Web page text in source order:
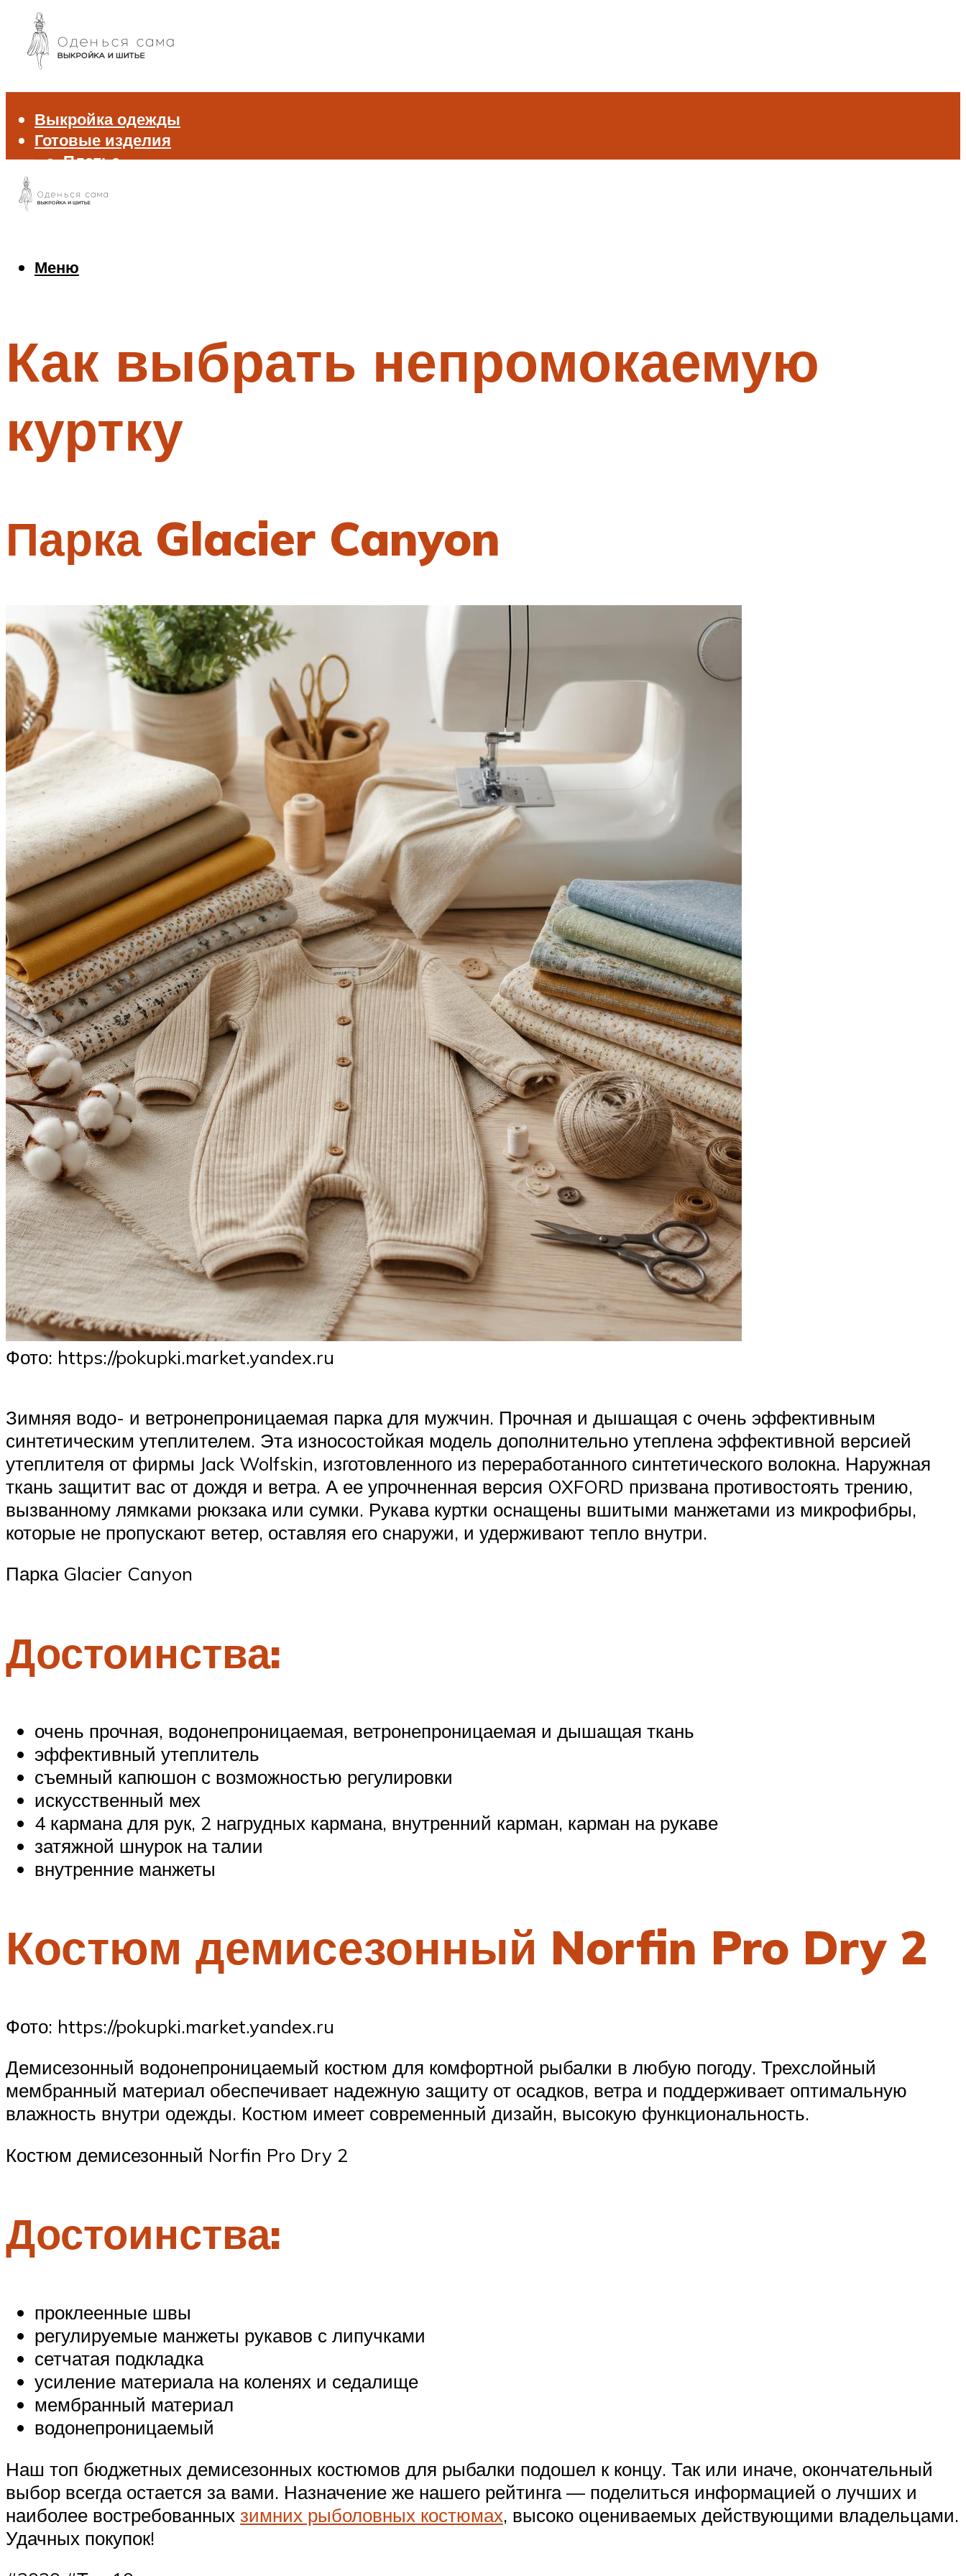
Выкройка одежды
Готовые изделия
Платье
Блуза и рубашка
Джемпер и свитер
Меню
Меню
Как выбрать непромокаемую
куртку
Парка Glacier Canyon
Фото: https://pokupki.market.yandex.ru
Зимняя водо- и ветронепроницаемая парка для мужчин. Прочная и дышащая с очень эффективным
синтетическим утеплителем. Эта износостойкая модель дополнительно утеплена эффективной версией
утеплителя от фирмы Jack Wolfskin, изготовленного из переработанного синтетического волокна. Наружная
ткань защитит вас от дождя и ветра. А ее упрочненная версия OXFORD призвана противостоять трению,
вызванному лямками рюкзака или сумки. Рукава куртки оснащены вшитыми манжетами из микрофибры,
которые не пропускают ветер, оставляя его снаружи, и удерживают тепло внутри.
Парка Glacier Canyon
Достоинства:
очень прочная, водонепроницаемая, ветронепроницаемая и дышащая ткань
эффективный утеплитель
съемный капюшон с возможностью регулировки
искусственный мех
4 кармана для рук, 2 нагрудных кармана, внутренний карман, карман на рукаве
затяжной шнурок на талии
внутренние манжеты
Костюм демисезонный Norfin Pro Dry 2
Фото: https://pokupki.market.yandex.ru
Демисезонный водонепроницаемый костюм для комфортной рыбалки в любую погоду. Трехслойный
мембранный материал обеспечивает надежную защиту от осадков, ветра и поддерживает оптимальную
влажность внутри одежды. Костюм имеет современный дизайн, высокую функциональность.
Костюм демисезонный Norfin Pro Dry 2
Достоинства:
проклеенные швы
регулируемые манжеты рукавов с липучками
сетчатая подкладка
усиление материала на коленях и седалище
мембранный материал
водонепроницаемый
Наш топ бюджетных демисезонных костюмов для рыбалки подошел к концу. Так или иначе, окончательный
выбор всегда остается за вами. Назначение же нашего рейтинга — поделиться информацией о лучших и
наиболее востребованных зимних рыболовных костюмах, высоко оцениваемых действующими владельцами.
Удачных покупок!